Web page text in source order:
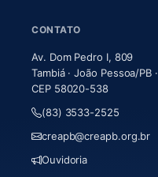
CONTATO
Av. Dom Pedro I, 809
Tambiá · João Pessoa/PB ·
CEP 58020-538
(83) 3533-2525
creapb@creapb.org.br
Ouvidoria